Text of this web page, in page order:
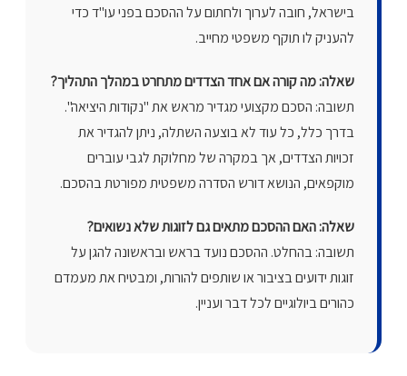
בישראל, חובה לערוך ולחתום על ההסכם בפני עו"ד כדי
להעניק לו תוקף משפטי מחייב.
שאלה: מה קורה אם אחד הצדדים מתחרט במהלך התהליך?
תשובה: הסכם מקצועי מגדיר מראש את "נקודות היציאה".
בדרך כלל, כל עוד לא בוצעה השתלה, ניתן להגדיר את
זכויות הצדדים, אך במקרה של מחלוקת לגבי עוברים
מוקפאים, הנושא דורש הסדרה משפטית מפורטת בהסכם.
שאלה: האם ההסכם מתאים גם לזוגות שלא נשואים?
תשובה: בהחלט. ההסכם נועד בראש ובראשונה להגן על
זוגות ידועים בציבור או שותפים להורות, ומבטיח את מעמדם
כהורים ביולוגיים לכל דבר ועניין.